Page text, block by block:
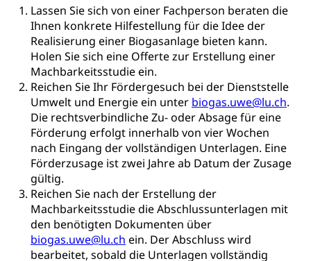
Lassen Sie sich von einer Fachperson beraten die
Ihnen konkrete Hilfestellung für die Idee der
Realisierung einer Biogasanlage bieten kann.
Holen Sie sich eine Offerte zur Erstellung einer
Machbarkeitsstudie ein.
Reichen Sie Ihr Fördergesuch bei der Dienststelle
Umwelt und Energie ein unter biogas.uwe@lu.ch.
Die rechtsverbindliche Zu- oder Absage für eine
Förderung erfolgt innerhalb von vier Wochen
nach Eingang der vollständigen Unterlagen. Eine
Förderzusage ist zwei Jahre ab Datum der Zusage
gültig.
Reichen Sie nach der Erstellung der
Machbarkeitsstudie die Abschlussunterlagen mit
den benötigten Dokumenten über
biogas.uwe@lu.ch ein. Der Abschluss wird
bearbeitet, sobald die Unterlagen vollständig
Frühe Förderung
Konsumentenrechte, Produktsicherheit,
Preisüberwachung, Preisüberwacher,
Konsumentenorganisation, parallele Einfuhr,
regionale Erschöpfung, nationale Erschöpfung,
internationale Erschöpfung, Preisabsprache, Kartell,
Cassis-deDijon-Prinzip
Lebensmittelkontrolle und
Verbraucherschutz
Krankenversicherung
Unfallversicherung, Berufsunfallversicherung,
Krankheit, Unfall, Prämienverbilligung,
Krankenkasse
Krankenversicherung (WAS Luzern)
Prämienverbilligung (WAS Luzern)
Obligatorische Krankenversicherung (WAS
Luzern)
Lebensmittelsicherheit
sichere Lebensmittel, Lebensmittelkontrolle,
Lebensmittelhygiene, Produktesicherheit
Trinkwasser
Prävention